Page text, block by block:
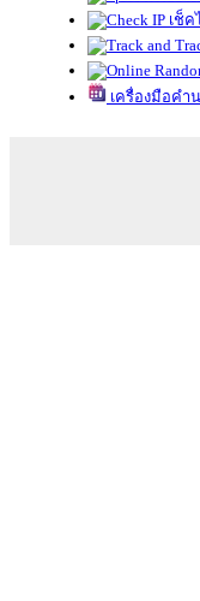
เช็ค
เครื่องมือค